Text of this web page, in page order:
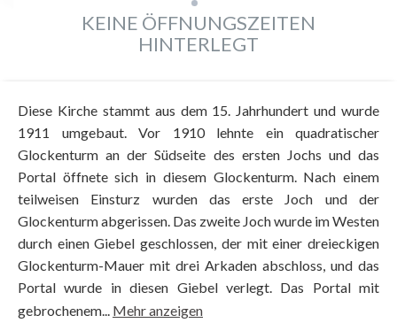
KEINE ÖFFNUNGSZEITEN
HINTERLEGT
Diese Kirche stammt aus dem 15. Jahrhundert und wurde
1911 umgebaut. Vor 1910 lehnte ein quadratischer
Glockenturm an der Südseite des ersten Jochs und das
Portal öffnete sich in diesem Glockenturm. Nach einem
teilweisen Einsturz wurden das erste Joch und der
Glockenturm abgerissen. Das zweite Joch wurde im Westen
durch einen Giebel geschlossen, der mit einer dreieckigen
Glockenturm-Mauer mit drei Arkaden abschloss, und das
Portal wurde in diesen Giebel verlegt. Das Portal mit
gebrochenem... Mehr anzeigen